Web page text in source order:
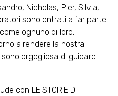
Nicholas, Pier, Silvia,
sono entrati a far parte
ognuno di loro,
a rendere la nostra
orgogliosa di guidare
con LE STORIE DI